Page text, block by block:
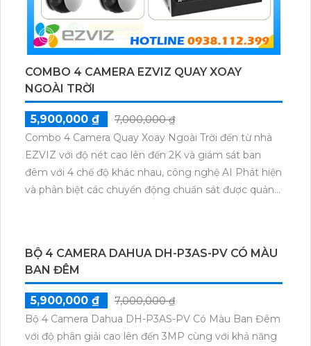
COMBO 4 CAMERA EZVIZ QUAY XOAY
NGOÀI TRỜI
5,900,000 ₫
7,000,000 ₫
Combo 4 Camera Quay Xoay Ngoài Trời đến từ nhà
EZVIZ với độ nét cao lên đến 2K và giám sát ban
đêm với 4 chế độ khác nhau, công nghệ AI Phát hiện
và phân biệt các chuyển động chuẩn sát được quản
BỘ 4 CAMERA DAHUA DH-P3AS-PV CÓ MÀU
BAN ĐÊM
5,900,000 ₫
7,000,000 ₫
Bộ 4 Camera Dahua DH-P3AS-PV Có Màu Ban Đêm
với độ phân giải cao lên đến 3MP cùng với khả năng